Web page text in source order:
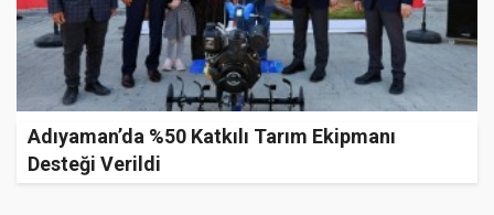
Adıyaman’da %50 Katkılı Tarım Ekipmanı
Desteği Verildi